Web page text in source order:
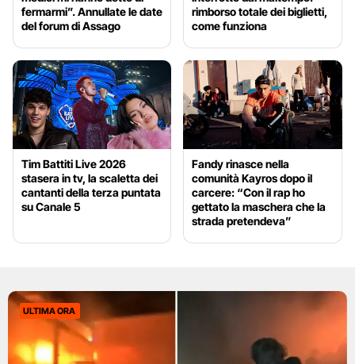
fermarmi”. Annullate le date
del forum di Assago
rimborso totale dei biglietti,
come funziona
Tim Battiti Live 2026
stasera in tv, la scaletta dei
cantanti della terza puntata
su Canale 5
Fandy rinasce nella
comunità Kayros dopo il
carcere: “Con il rap ho
gettato la maschera che la
strada pretendeva”
ULTIMA ORA